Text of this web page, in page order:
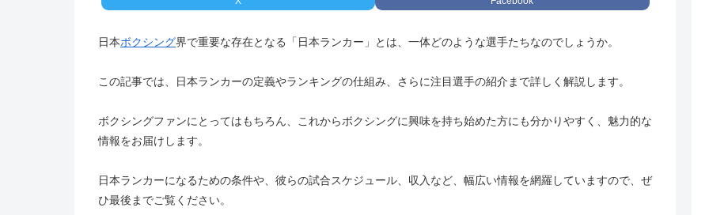
日本ボクシング界で重要な存在となる「日本ランカー」とは、一体どのような選手たちなのでしょうか。
この記事では、日本ランカーの定義やランキングの仕組み、さらに注目選手の紹介まで詳しく解説します。
ボクシングファンにとってはもちろん、これからボクシングに興味を持ち始めた方にも分かりやすく、魅力的な
情報をお届けします。
日本ランカーになるための条件や、彼らの試合スケジュール、収入など、幅広い情報を網羅していますので、ぜ
ひ最後までご覧ください。